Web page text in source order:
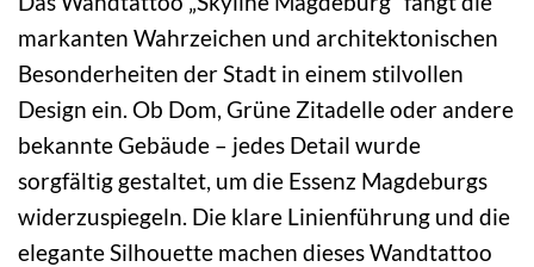
markanten Wahrzeichen und architektonischen
Besonderheiten der Stadt in einem stilvollen
Design ein. Ob Dom, Grüne Zitadelle oder andere
bekannte Gebäude – jedes Detail wurde
sorgfältig gestaltet, um die Essenz Magdeburgs
widerzuspiegeln. Die klare Linienführung und die
elegante Silhouette machen dieses Wandtattoo